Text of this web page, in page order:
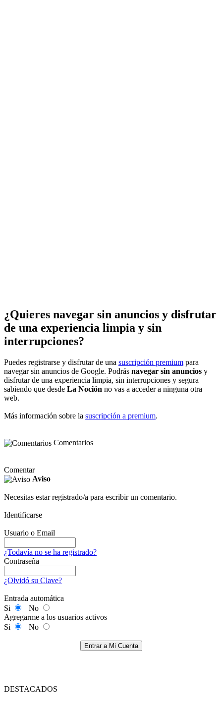
¿Quieres navegar sin anuncios y disfrutar
de una experiencia limpia y sin
interrupciones?
Puedes registrarse y disfrutar de una suscripción premium para
navegar sin anuncios de Google. Podrás navegar sin anuncios y
disfrutar de una experiencia limpia, sin interrupciones y segura
sabiendo que desde La Noción no vas a acceder a ninguna otra
web.
Más información sobre la suscripción a premium.
Comentarios
Comentar
Aviso
Necesitas estar registrado/a para escribir un comentario.
Identificarse
Usuario o Email
¿Todavía no se ha registrado?
Contraseña
¿Olvidó su Clave?
Entrada automática
Si
No
Agregarme a los usuarios activos
Si
No
Entrar a Mi Cuenta
DESTACADOS